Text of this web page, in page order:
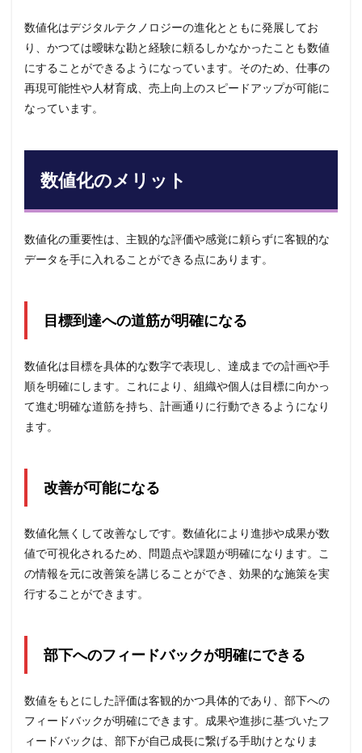
して
数値
化し
よ
う。
4
の数
例
ごと
の数
値化
数値
いも
のは
どう
する
か？
化の
例：
トバ
ンク
孫正
義氏
8
数値化はデジタルテクノロジーの進化とともに発展してお
り、かつては曖昧な勘と経験に頼るしかなかったことも数値
にすることができるようになっています。そのため、仕事の
再現可能性や人材育成、売上向上のスピードアップが可能に
なっています。
数値化のメリット
数値化の重要性は、主観的な評価や感覚に頼らずに客観的な
データを手に入れることができる点にあります。
目標到達への道筋が明確になる
数値化は目標を具体的な数字で表現し、達成までの計画や手
順を明確にします。これにより、組織や個人は目標に向かっ
て進む明確な道筋を持ち、計画通りに行動できるようになり
ます。
改善が可能になる
数値化無くして改善なしです。数値化により進捗や成果が数
値で可視化されるため、問題点や課題が明確になります。こ
の情報を元に改善策を講じることができ、効果的な施策を実
行することができます。
部下へのフィードバックが明確にできる
数値をもとにした評価は客観的かつ具体的であり、部下への
フィードバックが明確にできます。成果や進捗に基づいたフ
ィードバックは、部下が自己成長に繋げる手助けとなりま